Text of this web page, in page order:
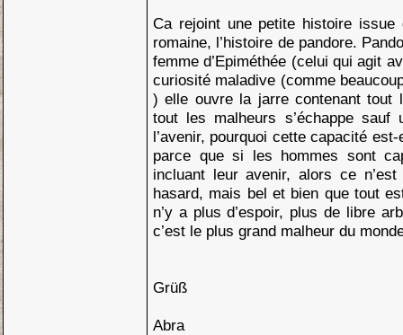
Ca rejoint une petite histoire issue
romaine, l’histoire de pandore.
femme d’Epiméthée (celui qui agit
curiosité maladive (comme
) elle ouvre la jarre contenant tout
tout les malheurs s’échappe
l’avenir, pourquoi cette capacité
parce que si les hommes sont
incluant leur avenir, alors ce
hasard, mais bel et bien que tout
n’y a plus d’espoir, plus de libre
c’est le plus grand malheur du
Grüß
Abra